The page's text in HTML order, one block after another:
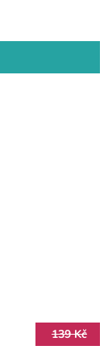
139 Kč